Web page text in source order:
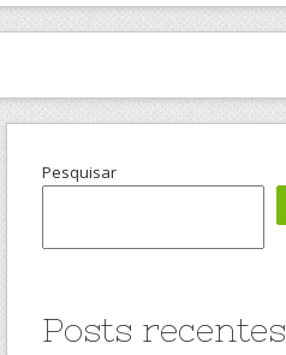
Pesquisar
Posts recentes